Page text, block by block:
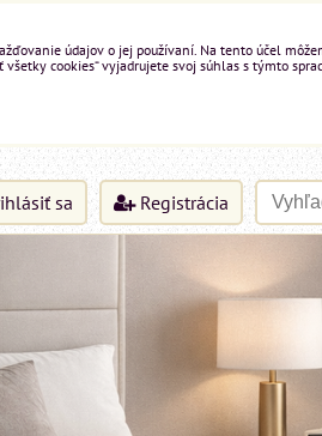
sa Registrácia
údajov o jej používaní. Na tento účel
cookies“ vyjadrujete svoj súhlas s týmto